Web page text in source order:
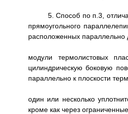
5. Способ по п.3,
прямоугольного
расположенных параллельно
модули термолистовых
цилиндрическую боковую
параллельно к плоскости
один или несколько
кроме как через